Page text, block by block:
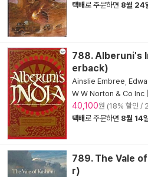
택배로 주문하면 8월 24
788. Alberuni's
erback)
Ainslie Embree
W W Norton & Co Inc
40,100원 (18% 할인 /
택배로 주문하면 8월 14
789. The Vale
r)